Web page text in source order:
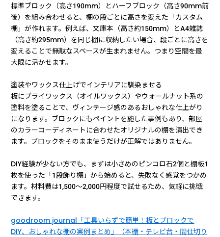
標準ブロック（高さ190mm）とハーフブロック（高さ90mm前
後）を組み合わせると、棚の段ごとに高さを変えた「カスタム
棚」が作れます。例えば、文庫本（高さ約150mm）とA4雑誌
（高さ約295mm）を同じ棚に収納したい場合、段ごとに高さを
変えることで無駄なスペースが生まれません。つまり空間を最
大限に活かせます。
塗装やワックス仕上げでインテリアに馴染ませる
板にブライワックス（オイルワックス）やウォールナット系の
塗料を塗ることで、ヴィンテージ感のあるおしゃれな仕上がり
になります。ブロックにもペイントを施した事例もあり、部屋
のカラーコーディネートに合わせたオリジナルの棚を演出でき
ます。ブロックをそのまま使うだけが正解ではありません。
DIY経験が少ない方でも、まずは小さめのピンコロ石2個と棚板1
枚を使った「1段飾り棚」から始めると、失敗なく感覚をつかめ
ます。材料費は1,500〜2,000円程度で試せるため、気軽に挑戦
できます。
goodroom journal「工具いらずで簡単！板とブロックで
DIY、おしゃれな棚の実例まとめ」（本棚・テレビ台・間仕切り